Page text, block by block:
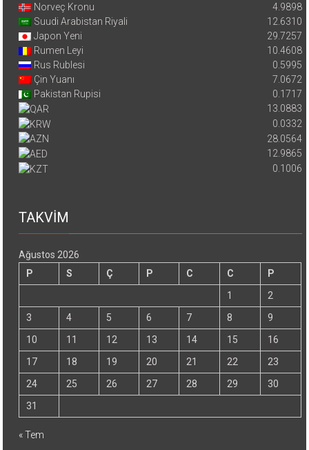
Norveç Kronu
4.9898
Suudi Arabistan Riyali
12.6310
Japon Yeni
29.7257
Rumen Leyi
10.4608
Rus Rublesi
0.5995
Çin Yuanı
7.0672
Pakistan Rupisi
0.1717
13.0883
0.0332
28.0564
12.9865
0.1006
TAKVİM
Ağustos 2026
P
S Ç P C C
P
1
2
3
4 5 6 7 8
9
10
11 12 13 14 15
16
17
18 19 20 21 22
23
24
25 26 27 28 29
30
31
« Tem